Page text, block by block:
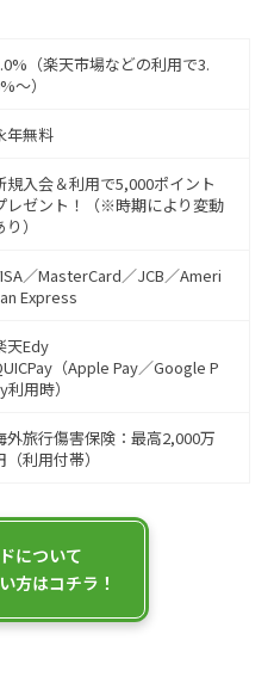
（楽天市場などの利用で3.
〜）
年無料
規入会＆利用で5,000ポイント
レゼント！（※時期により変動
り）
／MasterCard／JCB／Ameri
Express
天Edy
（Apple Pay／Google P
利用時）
外旅行傷害保険：最高2,000万
（利用付帯）
について
方はコチラ！